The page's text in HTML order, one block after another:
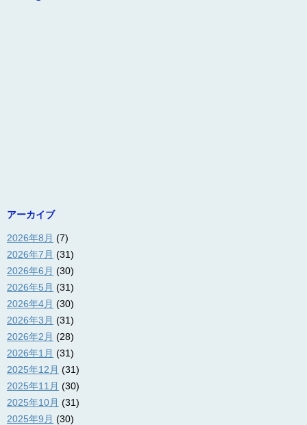
アーカイブ
2026年8月 (7)
2026年7月 (31)
2026年6月 (30)
2026年5月 (31)
2026年4月 (30)
2026年3月 (31)
2026年2月 (28)
2026年1月 (31)
2025年12月 (31)
2025年11月 (30)
2025年10月 (31)
2025年9月 (30)